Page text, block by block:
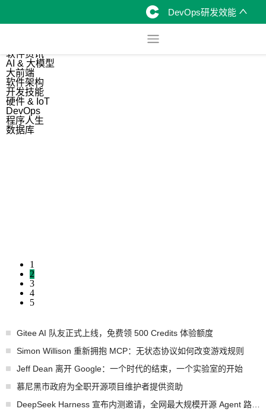
DevOps研发效能
软件资讯
AI & 大模型
大前端
软件架构
开发技能
硬件 & IoT
DevOps
程序人生
数据库
1
2
3
4
5
Gitee AI 队友正式上线，免费领 500 Credits 体验额度
Simon Willison 重新拥抱 MCP：无状态协议如何改变游戏规则
Jeff Dean 离开 Google：一个时代的结束，一个实验室的开始
慕尼黑市政府为全职开源项目维护者提供资助